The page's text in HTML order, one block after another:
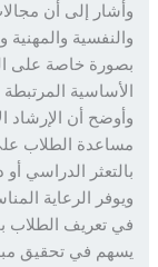
إلى أن مجالات
والمهنية
خاصة على التوجيه
المرتبطة
أن الإرشاد
الطلاب على
الدراسي أو دعم
الرعاية المناسبة
الطلاب بميولهم
في تحقيق مبدأ